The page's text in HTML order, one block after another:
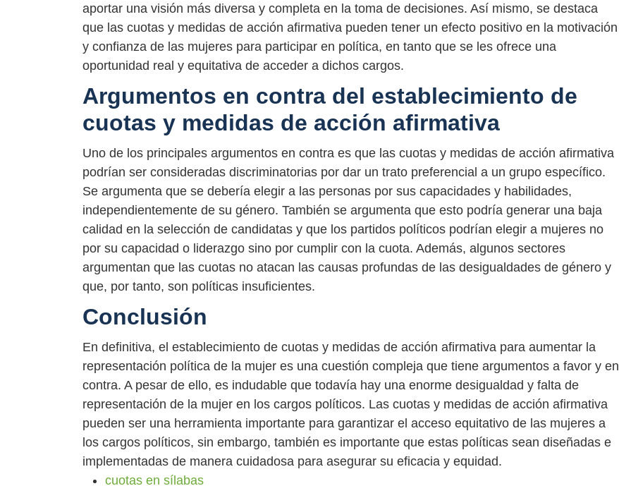
aportar una visión más diversa y completa en la toma de decisiones. Así mismo, se destaca
que las cuotas y medidas de acción afirmativa pueden tener un efecto positivo en la motivación
y confianza de las mujeres para participar en política, en tanto que se les ofrece una
oportunidad real y equitativa de acceder a dichos cargos.
Argumentos en contra del establecimiento de
cuotas y medidas de acción afirmativa
Uno de los principales argumentos en contra es que las cuotas y medidas de acción afirmativa
podrían ser consideradas discriminatorias por dar un trato preferencial a un grupo específico.
Se argumenta que se debería elegir a las personas por sus capacidades y habilidades,
independientemente de su género. También se argumenta que esto podría generar una baja
calidad en la selección de candidatas y que los partidos políticos podrían elegir a mujeres no
por su capacidad o liderazgo sino por cumplir con la cuota. Además, algunos sectores
argumentan que las cuotas no atacan las causas profundas de las desigualdades de género y
que, por tanto, son políticas insuficientes.
Conclusión
En definitiva, el establecimiento de cuotas y medidas de acción afirmativa para aumentar la
representación política de la mujer es una cuestión compleja que tiene argumentos a favor y en
contra. A pesar de ello, es indudable que todavía hay una enorme desigualdad y falta de
representación de la mujer en los cargos políticos. Las cuotas y medidas de acción afirmativa
pueden ser una herramienta importante para garantizar el acceso equitativo de las mujeres a
los cargos políticos, sin embargo, también es importante que estas políticas sean diseñadas e
implementadas de manera cuidadosa para asegurar su eficacia y equidad.
cuotas en sílabas